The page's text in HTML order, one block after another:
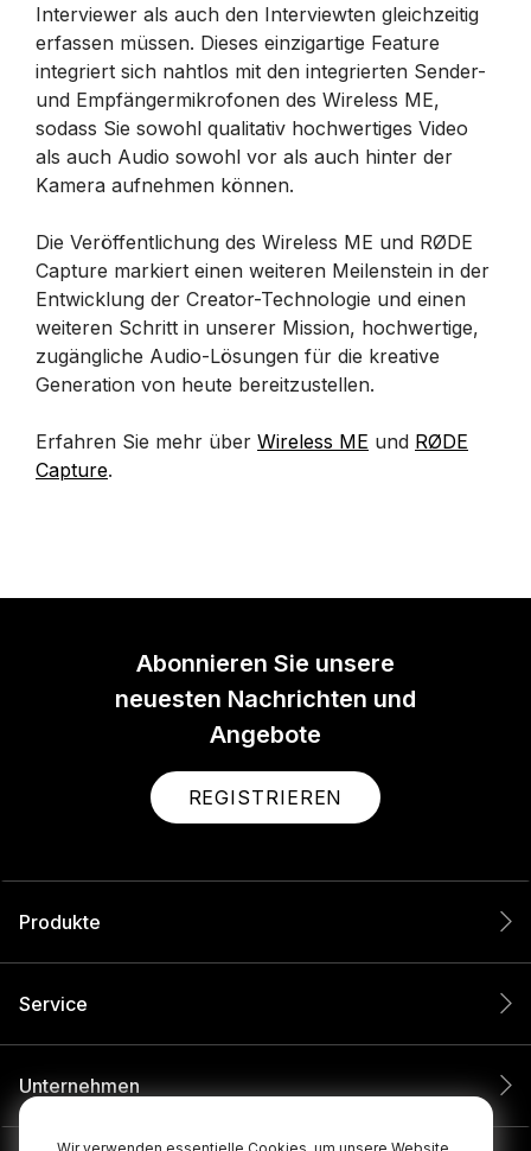
Interviewer als auch den Interviewten gleichzeitig
erfassen müssen. Dieses einzigartige Feature
integriert sich nahtlos mit den integrierten Sender-
und Empfängermikrofonen des Wireless ME,
sodass Sie sowohl qualitativ hochwertiges Video
als auch Audio sowohl vor als auch hinter der
Kamera aufnehmen können.
Die Veröffentlichung des Wireless ME und RØDE
Capture markiert einen weiteren Meilenstein in der
Entwicklung der Creator-Technologie und einen
weiteren Schritt in unserer Mission, hochwertige,
zugängliche Audio-Lösungen für die kreative
Generation von heute bereitzustellen.
Erfahren Sie mehr über Wireless ME und RØDE
Capture.
Abonnieren Sie unsere
neuesten Nachrichten und
Angebote
REGISTRIEREN
Produkte
Service
Unternehmen